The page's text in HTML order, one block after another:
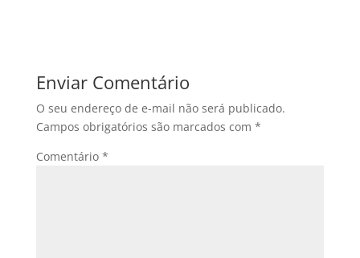
Enviar Comentário
O seu endereço de e-mail não será publicado.
Campos obrigatórios são marcados com *
Comentário *